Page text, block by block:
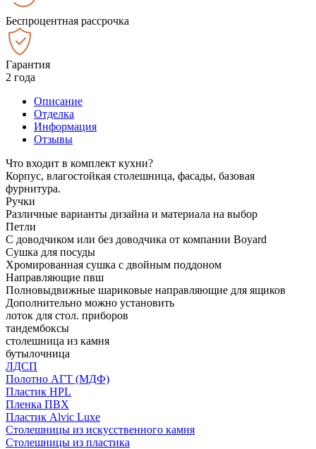
Беспроцентная рассрочка
Гарантия
2 года
Описание
Отделка
Информация
Отзывы
Что входит в комплект кухни?
Корпус, влагостойкая столешница, фасады, базовая
фурнитура.
Ручки
Различные варианты дизайна и материала на выбор
Петли
С доводчиком или без доводчика от компании Boyard
Сушка для посуды
Хромированная сушка с двойным поддоном
Направляющие пвш
Полновыдвижные шариковые направляющие для ящиков
Дополнительно можно установить
лоток для стол. приборов
тандембоксы
столешница из камня
бутылочница
ЛДСП
Полотно АГТ (МДФ)
Пластик HPL
Пленка ПВХ
Пластик Alvic Luxe
Столешницы из искусственного камня
Столешницы из пластика